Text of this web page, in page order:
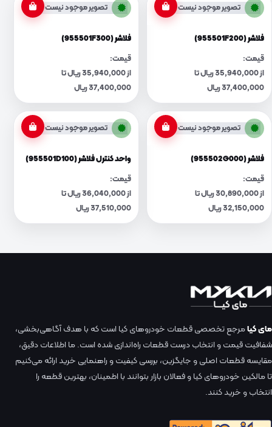
تصویر موجود نیست
فلاشر (955501F200)
قیمت:
از 35,940,000 ریال تا
37,400,000 ریال
تصویر موجود نیست
فلاشر (955501F300)
قیمت:
از 35,940,000 ریال تا
37,400,000 ریال
تصویر موجود نیست
فلاشر (955502G000)
قیمت:
از 30,890,000 ریال تا
32,150,000 ریال
تصویر موجود نیست
واحد کنترل فلاشر (955501D100)
قیمت:
از 36,040,000 ریال تا
37,510,000 ریال
مای کیامرجع تخصصی قطعات خودروهای کیا است که با هدف آگاهی‌بخشی،
شفافیت قیمت و انتخاب درست قطعات راه‌اندازی شده است. ما اطلاعات دقیق،
مقایسه قطعات اصلی و جایگزین، بررسی کیفیت و راهنمایی خرید ارائه می‌کنیم
تا مالکین خودروهای کیا و فعالان بازار بتوانند با اطمینان، بهترین قطعه را
انتخاب و خرید کنند.